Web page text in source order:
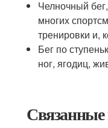
Челночный
многих
тренировки и,
Бег по
ног, ягодиц,